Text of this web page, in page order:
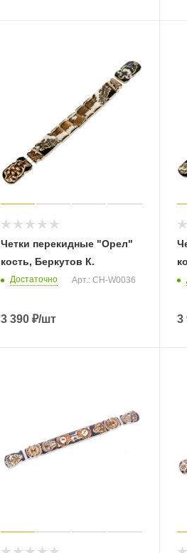
Четки перекидные "Орел"
кость, Беркутов К.
Достаточно Арт.: CH-W0036
3 390₽/шт 3